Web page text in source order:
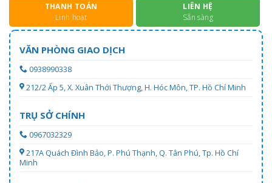
THANH TOÁN
Linh hoạt
LIÊN HỆ
Sẵn sàng
VĂN PHÒNG GIAO DỊCH
0938990338
212/2 Ấp 5, X. Xuân Thới Thượng, H. Hóc Môn, TP. Hồ Chí Minh
TRỤ SỞ CHÍNH
0967032329
217A Quách Đình Bảo, P. Phú Thạnh, Q. Tân Phú, Tp. Hồ Chí
Minh